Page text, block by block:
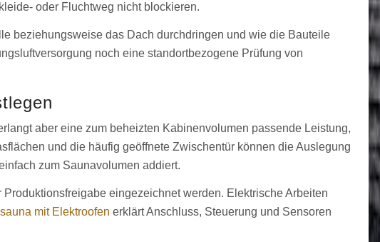
oder Fluchtweg nicht blockieren.
beziehungsweise das Dach durchdringen und wie die Bauteile
noch eine standortbezogene Prüfung von
aber eine zum beheizten Kabinenvolumen passende Leistung,
und die häufig geöffnete Zwischentür können die Auslegung
zum Saunavolumen addiert.
eingezeichnet werden. Elektrische Arbeiten
mit Elektroofen erklärt Anschluss, Steuerung und Sensoren